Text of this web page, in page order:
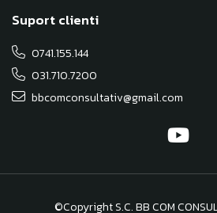
Suport clienti
0741.155.144
031.710.7200
bbcomconsultativ@gmail.com
©Copyright S.C. BB COM